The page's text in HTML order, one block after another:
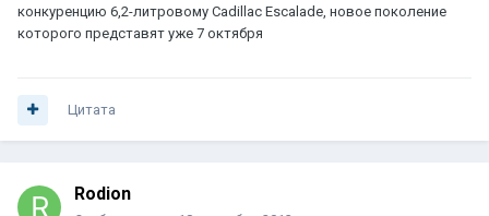
конкуренцию 6,2-литровому Cadillac Escalade, новое поколение
которого представят уже 7 октября
Цитата
Rodion